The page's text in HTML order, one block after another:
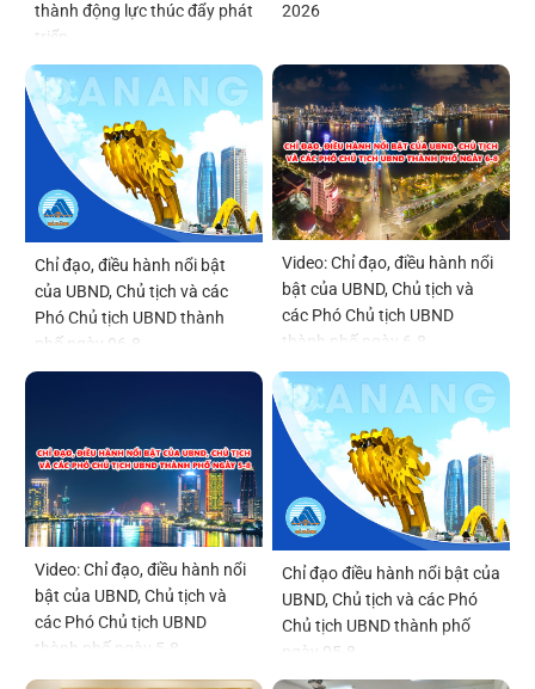
thành động lực thúc đẩy phát
triển
2026
Chỉ đạo, điều hành nổi bật
của UBND, Chủ tịch và các
Phó Chủ tịch UBND thành
phố ngày 06-8
Video: Chỉ đạo, điều hành nổi
bật của UBND, Chủ tịch và
các Phó Chủ tịch UBND
thành phố ngày 6-8
Video: Chỉ đạo, điều hành nổi
bật của UBND, Chủ tịch và
các Phó Chủ tịch UBND
thành phố ngày 5-8
Chỉ đạo điều hành nổi bật của
UBND, Chủ tịch và các Phó
Chủ tịch UBND thành phố
ngày 05-8